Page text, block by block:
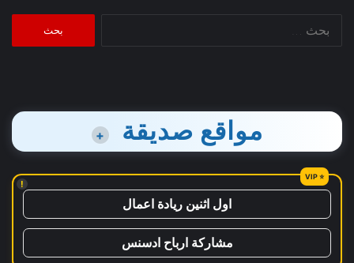
البحث
مواقع صديقة +
!
اول اثنين ريادة اعمال
مشاركة ارباح ادسنس